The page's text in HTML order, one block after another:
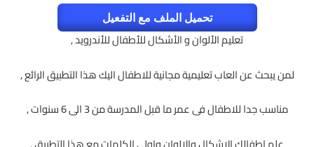
تحميل الملف مع التفعيل
تعليم الألوان و الأشكال للأطفال للأندرويد ,
لمن يبحث عن العاب تعليمية مجانية للاطفال اليك هذا التطبيق الرائع ,
مناسب جدا للاطفال فى عمر ما قبل المدرسة من 3 الى 6 سنوات ,